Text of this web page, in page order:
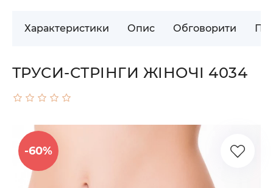
Характеристики Опис Обговорити
ТРУСИ-СТРІНГИ ЖІНОЧІ 4034
-60%